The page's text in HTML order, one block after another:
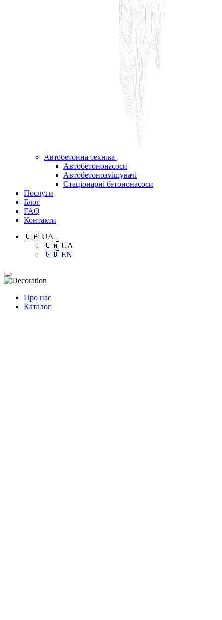
Автобетонна техніка
Автобетононасоси
Автобетонозмішувачі
Стаціонарні бетононасоси
Послуги
Блог
FAQ
Контакти
🇺🇦 UA
🇺🇦 UA
🇬🇧 EN
Про нас
Каталог